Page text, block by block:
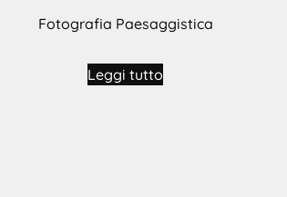
Fotografia Paesaggistica
Leggi tutto